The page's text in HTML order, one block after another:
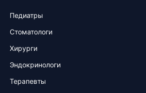
Педиатры
Стоматологи
Хирурги
Эндокринологи
Терапевты